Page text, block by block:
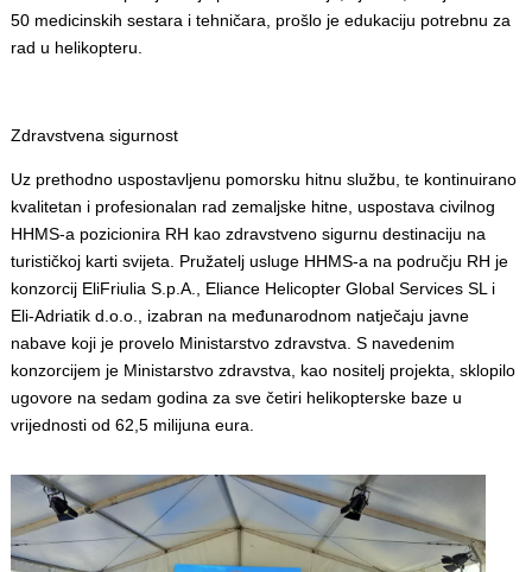
50 medicinskih sestara i tehničara, prošlo je edukaciju potrebnu za
rad u helikopteru.
Zdravstvena sigurnost
Uz prethodno uspostavljenu pomorsku hitnu službu, te kontinuirano
kvalitetan i profesionalan rad zemaljske hitne, uspostava civilnog
HHMS-a pozicionira RH kao zdravstveno sigurnu destinaciju na
turističkoj karti svijeta. Pružatelj usluge HHMS-a na području RH je
konzorcij EliFriulia S.p.A., Eliance Helicopter Global Services SL i
Eli-Adriatik d.o.o., izabran na međunarodnom natječaju javne
nabave koji je provelo Ministarstvo zdravstva. S navedenim
konzorcijem je Ministarstvo zdravstva, kao nositelj projekta, sklopilo
ugovore na sedam godina za sve četiri helikopterske baze u
vrijednosti od 62,5 milijuna eura.